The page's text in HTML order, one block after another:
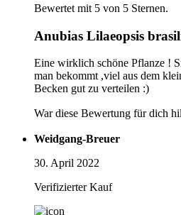
Bewertet mit 5 von 5 Sternen.
Anubias Lilaeopsis
Eine wirklich schöne Pflanze !
man bekommt ,viel aus dem
Becken gut zu verteilen :)
War diese Bewertung für dich
Weidgang-Breuer
30. April 2022
Verifizierter Kauf